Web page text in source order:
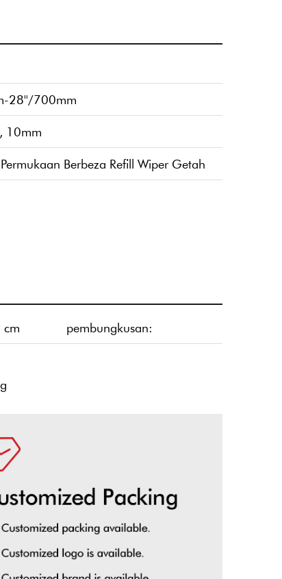
28''/700mm
10mm
Berbeza Refill Wiper Getah
cm pembungkusan: